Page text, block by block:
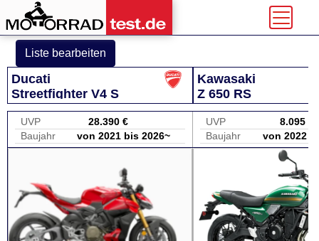
Liste bearbeiten
Ducati
Streetfighter V4 S
Kawasaki
Z 650 RS
UVP
28.390 €
Baujahr
von 2021 bis 2026~
UVP
8.095 €
Baujahr
von 2022